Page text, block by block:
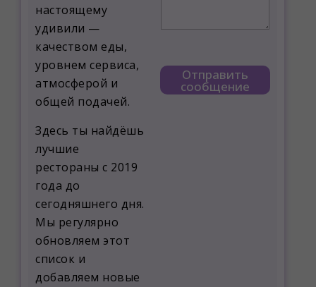
настоящему
удивили —
качеством еды,
уровнем сервиса,
атмосферой и
общей подачей.
Здесь ты найдёшь
лучшие
рестораны с 2019
года до
сегодняшнего дня.
Мы регулярно
обновляем этот
список и
добавляем новые
р
д
Отправить
сообщение